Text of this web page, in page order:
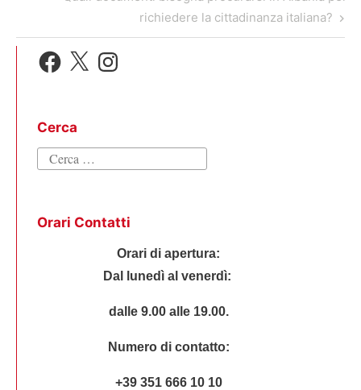
richiedere la cittadinanza italiana?
Facebook
X Instagram
Cerca
Ricerca
Orari Contatti
Orari di apertura:
Dal lunedì al venerdì:
dalle 9.00 alle 19.00.
Numero di contatto:
+39 351 666 10 10